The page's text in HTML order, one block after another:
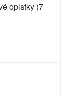
oplatky (7